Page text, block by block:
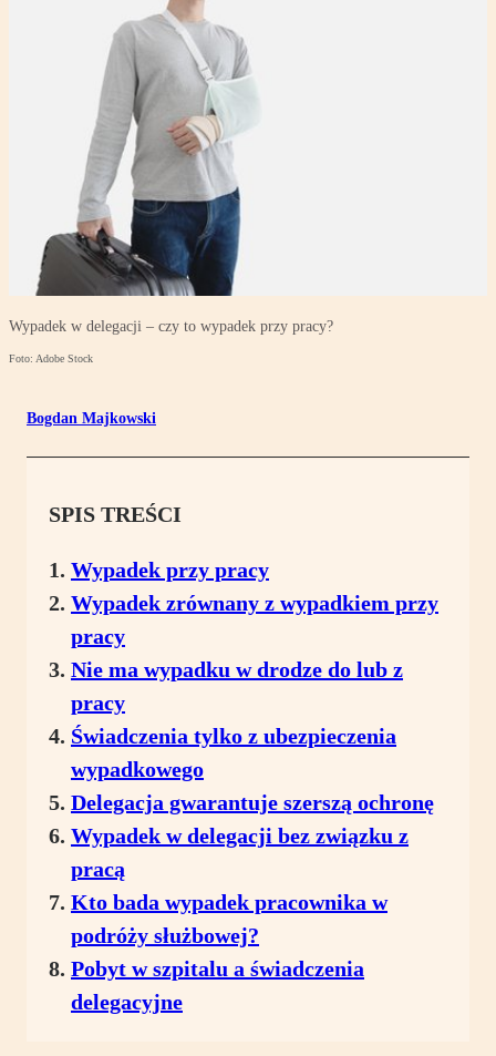
Wypadek w delegacji – czy to wypadek przy pracy?
Foto: Adobe Stock
Bogdan Majkowski
SPIS TREŚCI
Wypadek przy pracy
Wypadek zrównany z wypadkiem przy
pracy
Nie ma wypadku w drodze do lub z
pracy
Świadczenia tylko z ubezpieczenia
wypadkowego
Delegacja gwarantuje szerszą ochronę
Wypadek w delegacji bez związku z
pracą
Kto bada wypadek pracownika w
podróży służbowej?
Pobyt w szpitalu a świadczenia
delegacyjne